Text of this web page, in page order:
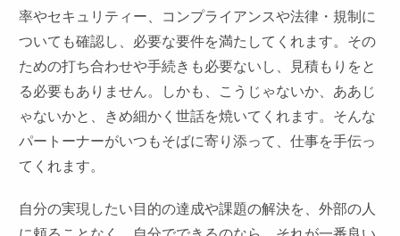
率やセキュリティー、コンプライアンスや法律・規制に
ついても確認し、必要な要件を満たしてくれます。その
ための打ち合わせや手続きも必要ないし、見積もりをと
る必要もありません。しかも、こうじゃないか、ああじ
ゃないかと、きめ細かく世話を焼いてくれます。そんな
パートーナーがいつもそばに寄り添って、仕事を手伝っ
てくれます。
自分の実現したい目的の達成や課題の解決を、外部の人